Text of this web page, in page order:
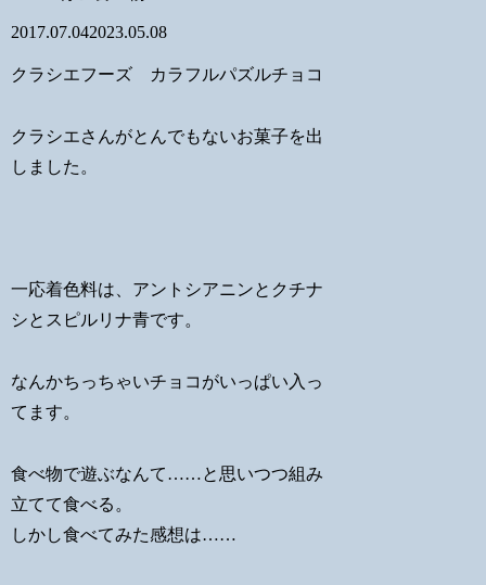
2017.07.042023.05.08
クラシエフーズ カラフルパズルチョコ
クラシエさんがとんでもないお菓子を出
しました。
一応着色料は、アントシアニンとクチナ
シとスピルリナ青です。
なんかちっちゃいチョコがいっぱい入っ
てます。
食べ物で遊ぶなんて……と思いつつ組み
立てて食べる。
しかし食べてみた感想は……